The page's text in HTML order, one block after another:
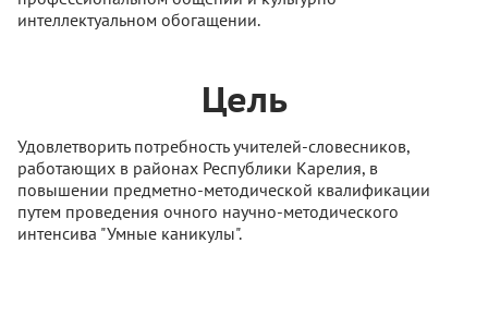
интеллектуальном обогащении.
Цель
Удовлетворить потребность учителей-словесников,
работающих в районах Республики Карелия, в
повышении предметно-методической квалификации
путем проведения очного научно-методического
интенсива "Умные каникулы".